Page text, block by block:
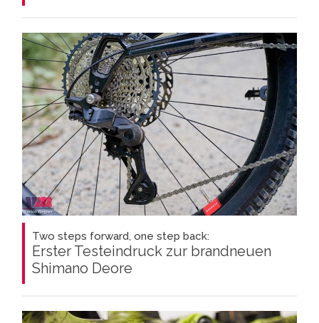
Two steps forward, one step back:
Erster Testeindruck zur brandneuen
Shimano Deore